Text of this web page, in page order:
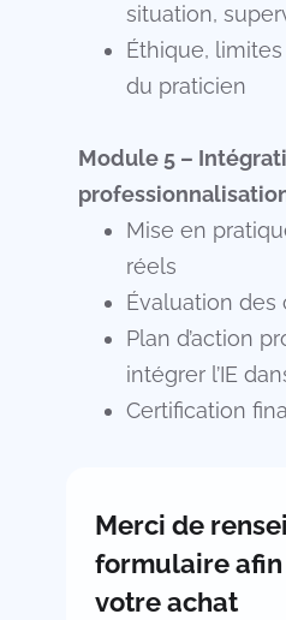
situation,
Éthique,
du praticien
Module 5 –
Mise en
réels
Évaluation
Plan d’action
intégrer l’IE
Certification
Merci de
formulaire
votre achat